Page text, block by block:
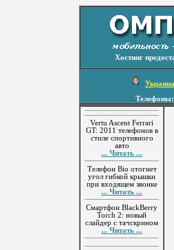
Хостинг
Украина
Телефоны:
Vertu Ascent Ferrari
GT: 2011 телефонов в
стиле спортивного
авто
... Читать ...
Телефон Bio отогнет
угол гибкой крышки
при входящем звонке
... Читать ...
Смартфон BlackBerry
Torch 2: новый
слайдер с тачскрином
... Читать ...